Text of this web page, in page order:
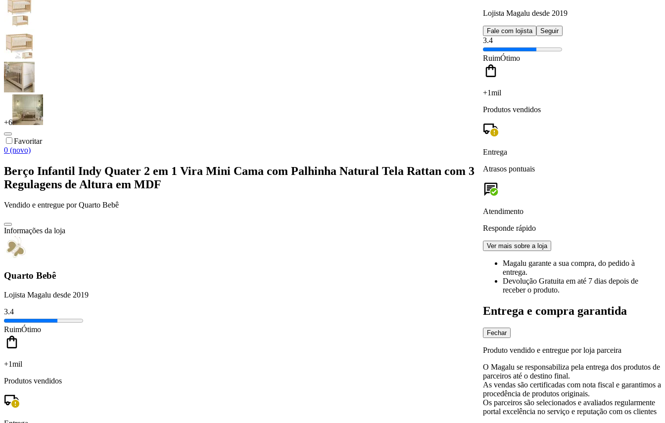
+6
Favoritar
0 (novo)
Berço Infantil Indy Quater 2 em 1 Vira Mini Cama com Palhinha Natural Tela Rattan com 3
Regulagens de Altura em MDF
Vendido e entregue por Quarto Bebê
Informações da loja
Quarto Bebê
Lojista Magalu desde 2019
3.4
RuimÓtimo
+1mil
Produtos vendidos
Lojista Magalu desde 2019
Fale com lojista Seguir
3.4
RuimÓtimo
+1mil
Produtos vendidos
Entrega
Atrasos pontuais
Atendimento
Responde rápido
Ver mais sobre a loja
Magalu garante a sua compra, do pedido à
entrega.
Devolução Gratuita em até 7 dias depois de
receber o produto.
Entrega e compra garantida
Fechar
Produto vendido e entregue por loja parceira
O Magalu se responsabiliza pela entrega dos produtos de
parceiros até o destino final.
As vendas são certificadas com nota fiscal e garantimos a
procedência de produtos originais.
Os parceiros são selecionados e avaliados regularmente
portal excelência no serviço e reputação com os clientes